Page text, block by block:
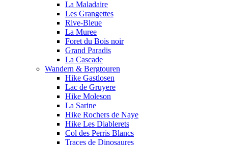
La Maladaire
Les Grangettes
Rive-Bleue
La Muree
Foret du Bois noir
Grand Paradis
La Cascade
Wandern & Bergtouren
Hike Gastlosen
Lac de Gruyere
Hike Moleson
La Sarine
Hike Rochers de Naye
Hike Les Diablerets
Col des Perris Blancs
Traces de Dinosaures